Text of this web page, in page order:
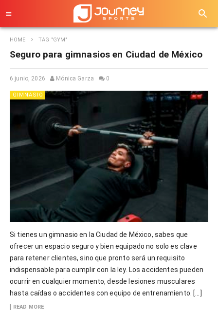
HOME TAG "GYM"
Seguro para gimnasios en Ciudad de México
6 junio, 2026 Mónica Garza 0
GIMNASIO
Si tienes un gimnasio en la Ciudad de México, sabes que
ofrecer un espacio seguro y bien equipado no solo es clave
para retener clientes, sino que pronto será un requisito
indispensable para cumplir con la ley. Los accidentes pueden
ocurrir en cualquier momento, desde lesiones musculares
hasta caídas o accidentes con equipo de entrenamiento. […]
READ MORE